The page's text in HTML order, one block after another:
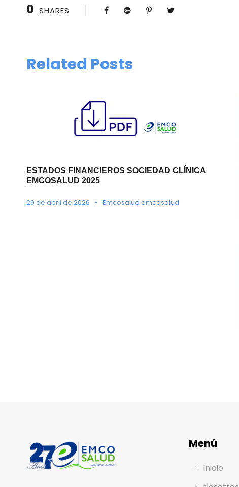
0 SHARES
Related Posts
ESTADOS FINANCIEROS SOCIEDAD CLÍNICA
EMCOSALUD 2025
29 de abril de 2026 • Emcosalud emcosalud
Menú
Inicio